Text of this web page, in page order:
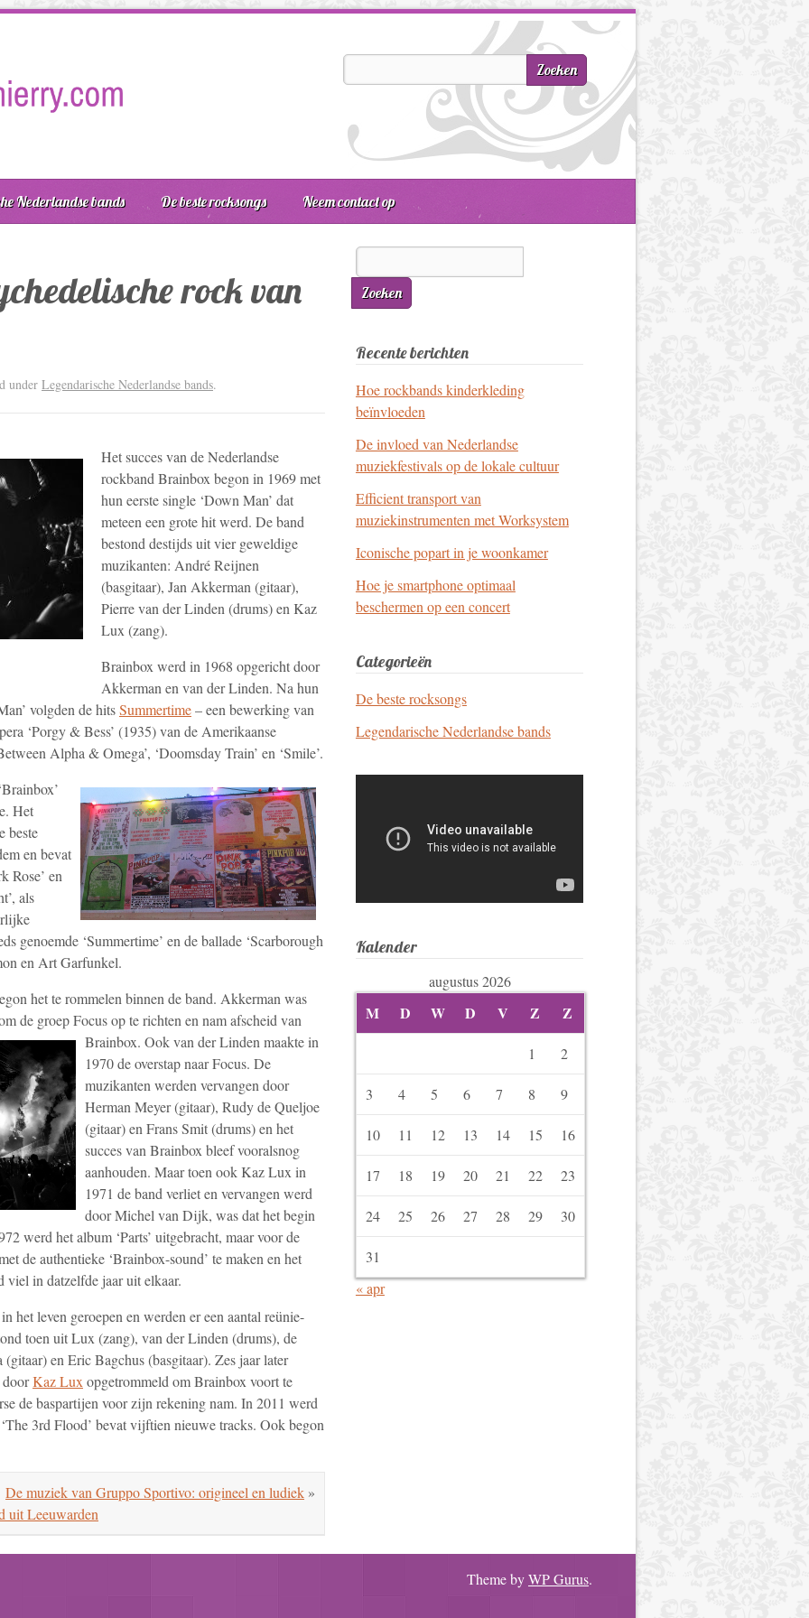
Nederlandse bands De beste rocksongs Neem contact op
rock van
under Legendarische Nederlandse bands.
Het succes van de Nederlandse
rockband Brainbox begon in 1969 met
hun eerste single ‘Down Man’ dat
meteen een grote hit werd. De band
bestond destijds uit vier geweldige
muzikanten: André Reijnen
(basgitaar), Jan Akkerman (gitaar),
Pierre van der Linden (drums) en Kaz
Lux (zang).
Brainbox werd in 1968 opgericht door
Akkerman en van der Linden. Na hun
volgden de hitsSummertime– een bewerking van
‘Porgy & Bess’ (1935) van de Amerikaanse
Alpha & Omega’, ‘Doomsday Train’ en ‘Smile’.
Het
beste
en bevat
Rose’ en
als
genoemde ‘Summertime’ en de ballade ‘Scarborough
en Art Garfunkel.
het te rommelen binnen de band. Akkerman was
de groep Focus op te richten en nam afscheid van
Brainbox. Ook van der Linden maakte in
1970 de overstap naar Focus. De
muzikanten werden vervangen door
Herman Meyer (gitaar), Rudy de Queljoe
(gitaar) en Frans Smit (drums) en het
succes van Brainbox bleef vooralsnog
aanhouden. Maar toen ook Kaz Lux in
1971 de band verliet en vervangen werd
door Michel van Dijk, was dat het begin
werd het album ‘Parts’ uitgebracht, maar voor de
de authentieke ‘Brainbox-sound’ te maken en het
viel in datzelfde jaar uit elkaar.
het leven geroepen en werden er een aantal reünie-
toen uit Lux (zang), van der Linden (drums), de
en Eric Bagchus (basgitaar). Zes jaar later
doorKaz Lux opgetrommeld om Brainbox voort te
de baspartijen voor zijn rekening nam. In 2011 werd
3rd Flood’ bevat vijftien nieuwe tracks. Ook begon
De muziek van Gruppo Sportivo: origineel en ludiek »
uit Leeuwarden
Recente berichten
Hoe rockbands kinderkleding
beïnvloeden
De invloed van Nederlandse
muziekfestivals op de lokale cultuur
Efficient transport van
muziekinstrumenten met Worksystem
Iconische popart in je woonkamer
Hoe je smartphone optimaal
beschermen op een concert
Categorieën
De beste rocksongs
Legendarische Nederlandse bands
Kalender
augustus 2026
M D W D V Z Z
1 2
3 4 5 6 7 8 9
10 11 12 13 14 15 16
17 18 19 20 21 22 23
24 25 26 27 28 29 30
31
« apr
Theme byWP Gurus.